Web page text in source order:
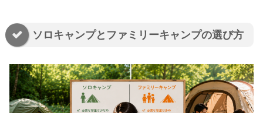
ソロキャンプとファミリーキャンプの選び方